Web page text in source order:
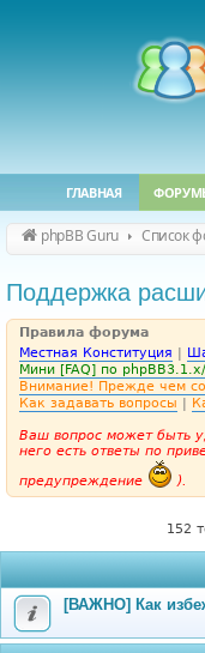
ГЛАВНАЯ
phpBB Guru
Поддержка
Правила форума
Местная Конституция |
Мини [FAQ] по
Внимание! Прежде чем
Как задавать вопросы |
Ваш вопрос может быть
него есть ответы по
предупреждение
).
152
[ВАЖНО] Как